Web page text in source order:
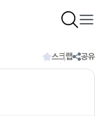
스크랩 공유